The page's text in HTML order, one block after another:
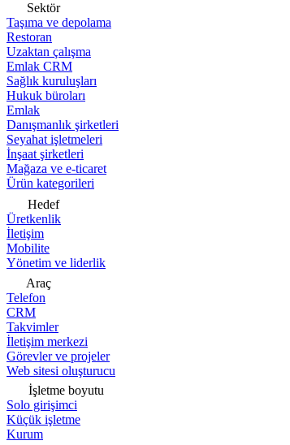
Sektör
Taşıma ve depolama
Restoran
Uzaktan çalışma
Emlak CRM
Sağlık kuruluşları
Hukuk büroları
Emlak
Danışmanlık şirketleri
Seyahat işletmeleri
İnşaat şirketleri
Mağaza ve e-ticaret
Ürün kategorileri
Hedef
Üretkenlik
İletişim
Mobilite
Yönetim ve liderlik
Araç
Telefon
CRM
Takvimler
İletişim merkezi
Görevler ve projeler
Web sitesi oluşturucu
İşletme boyutu
Solo girişimci
Küçük işletme
Kurum